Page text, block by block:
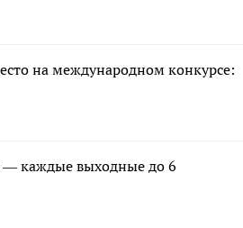
на международном конкурсе:
— каждые выходные до 6